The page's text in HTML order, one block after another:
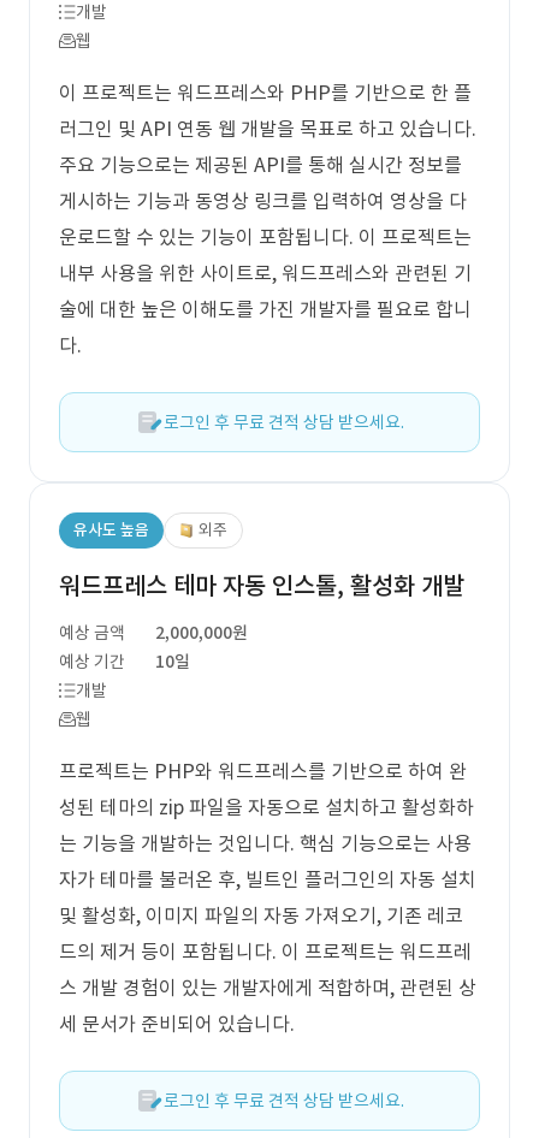
개발
웹
이 프로젝트는 워드프레스와 PHP를 기반으로 한 플
러그인 및 API 연동 웹 개발을 목표로 하고 있습니다.
주요 기능으로는 제공된 API를 통해 실시간 정보를
게시하는 기능과 동영상 링크를 입력하여 영상을 다
운로드할 수 있는 기능이 포함됩니다. 이 프로젝트는
내부 사용을 위한 사이트로, 워드프레스와 관련된 기
술에 대한 높은 이해도를 가진 개발자를 필요로 합니
다.
로그인 후 무료 견적 상담 받으세요.
유사도 높음 외주
워드프레스 테마 자동 인스톨, 활성화 개발
예상 금액
2,000,000원
예상 기간
10일
개발
웹
프로젝트는 PHP와 워드프레스를 기반으로 하여 완
성된 테마의 zip 파일을 자동으로 설치하고 활성화하
는 기능을 개발하는 것입니다. 핵심 기능으로는 사용
자가 테마를 불러온 후, 빌트인 플러그인의 자동 설치
및 활성화, 이미지 파일의 자동 가져오기, 기존 레코
드의 제거 등이 포함됩니다. 이 프로젝트는 워드프레
스 개발 경험이 있는 개발자에게 적합하며, 관련된 상
세 문서가 준비되어 있습니다.
로그인 후 무료 견적 상담 받으세요.